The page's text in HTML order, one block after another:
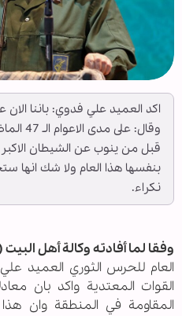
اكد العميد علي فدوي: باننا الان
وقال:
قبل من ينوب عن الشيطان الاكبر
بنفسها هذا العام ولا شك انها
نكراء.
وفقا لما أفادته وكالة أهل البيت
العام للحرس الثوري العميد علي
القوات المعتدية واكد بان
المقاومة في المنطقة وان هذا